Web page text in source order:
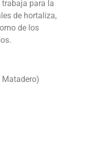
para la
de hortaliza,
de los
Matadero)